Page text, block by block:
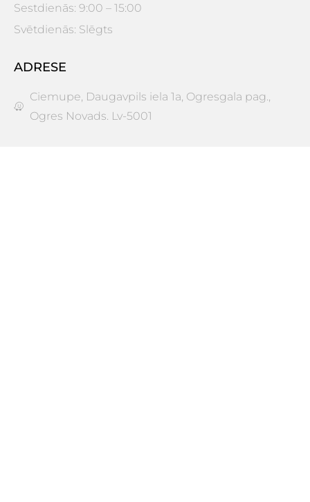
Sestdienās: 9:00 – 15:00
Svētdienās: Slēgts
ADRESE
Ciemupe, Daugavpils iela 1a, Ogresgala pag.,
Ogres Novads. Lv-5001